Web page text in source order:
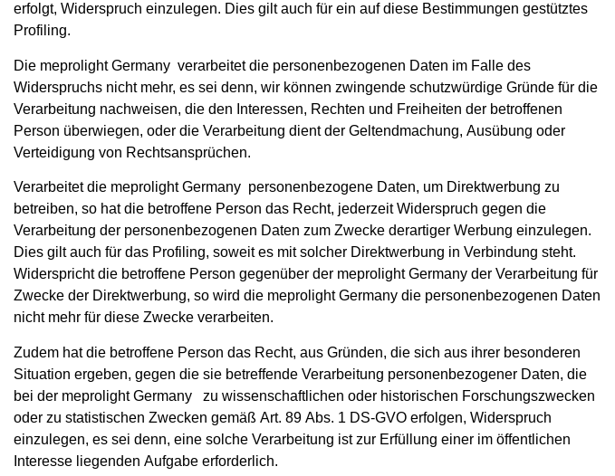
erfolgt, Widerspruch einzulegen. Dies gilt auch für ein auf diese Bestimmungen gestütztes
Profiling.
Die meprolight Germany verarbeitet die personenbezogenen Daten im Falle des
Widerspruchs nicht mehr, es sei denn, wir können zwingende schutzwürdige Gründe für die
Verarbeitung nachweisen, die den Interessen, Rechten und Freiheiten der betroffenen
Person überwiegen, oder die Verarbeitung dient der Geltendmachung, Ausübung oder
Verteidigung von Rechtsansprüchen.
Verarbeitet die meprolight Germany personenbezogene Daten, um Direktwerbung zu
betreiben, so hat die betroffene Person das Recht, jederzeit Widerspruch gegen die
Verarbeitung der personenbezogenen Daten zum Zwecke derartiger Werbung einzulegen.
Dies gilt auch für das Profiling, soweit es mit solcher Direktwerbung in Verbindung steht.
Widerspricht die betroffene Person gegenüber der meprolight Germany der Verarbeitung für
Zwecke der Direktwerbung, so wird die meprolight Germany die personenbezogenen Daten
nicht mehr für diese Zwecke verarbeiten.
Zudem hat die betroffene Person das Recht, aus Gründen, die sich aus ihrer besonderen
Situation ergeben, gegen die sie betreffende Verarbeitung personenbezogener Daten, die
bei der meprolight Germany zu wissenschaftlichen oder historischen Forschungszwecken
oder zu statistischen Zwecken gemäß Art. 89 Abs. 1 DS-GVO erfolgen, Widerspruch
einzulegen, es sei denn, eine solche Verarbeitung ist zur Erfüllung einer im öffentlichen
Interesse liegenden Aufgabe erforderlich.